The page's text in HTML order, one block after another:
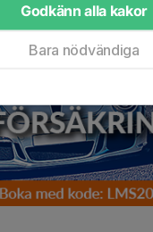
Godkänn alla kakor
Bara nödvändiga